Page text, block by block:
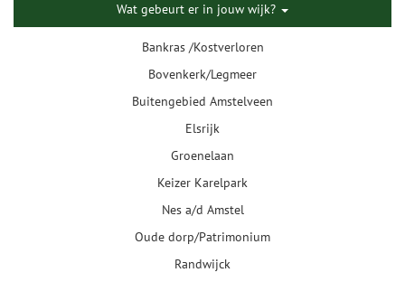
Wat gebeurt er in jouw wijk?
Bankras /Kostverloren
Bovenkerk/Legmeer
Buitengebied Amstelveen
Elsrijk
Groenelaan
Keizer Karelpark
Nes a/d Amstel
Oude dorp/Patrimonium
Randwijck